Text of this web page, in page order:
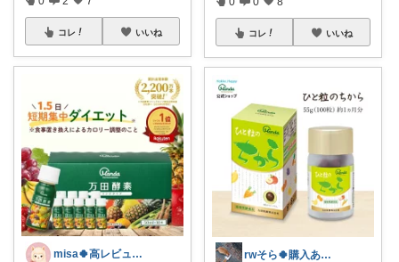
コレ いいね
misa🍀高レビューセレクト♡
コレ いいね
rwそら🍀購入ありがとうございます🍀